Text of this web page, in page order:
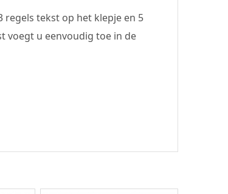
regels tekst op het klepje en 5
voegt u eenvoudig toe in de